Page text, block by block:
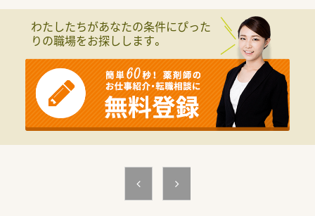
■弊社は全国に12拠点を展開し、
全国各地の薬局・ドラッグストアなど、
豊富な求人情報をご提供しています。
また、今後ご転居された場合でも、
全国各地のエリア情報に精通したコンサルタントが
皆様をお迎えいたします。
■充実した福利厚生！
福利厚生サービス利用可能・スポーツクラブ利用可能・
特別休暇制度・慶弔見舞金制度などがございます。
e-ラーニング受講無料・ファーマシーセミナーへの参加無料・
情報メディア「ファルマラボ」 などがございます。
わたしたちがあなたの条件にぴった
りの職場をお探しします。